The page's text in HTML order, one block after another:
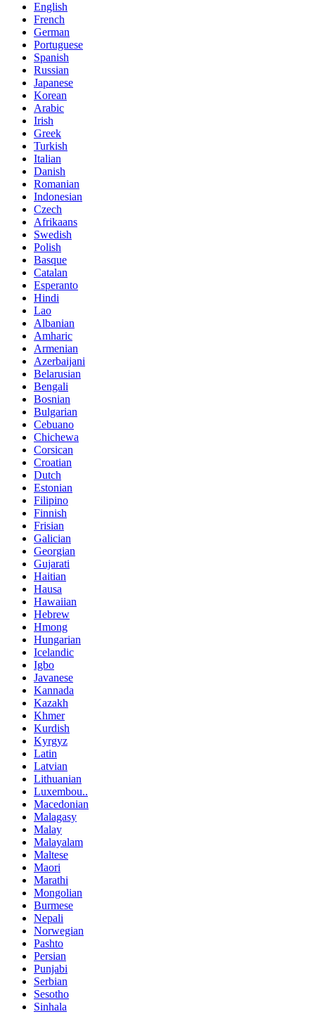
English
French
German
Portuguese
Spanish
Russian
Japanese
Korean
Arabic
Irish
Greek
Turkish
Italian
Danish
Romanian
Indonesian
Czech
Afrikaans
Swedish
Polish
Basque
Catalan
Esperanto
Hindi
Lao
Albanian
Amharic
Armenian
Azerbaijani
Belarusian
Bengali
Bosnian
Bulgarian
Cebuano
Chichewa
Corsican
Croatian
Dutch
Estonian
Filipino
Finnish
Frisian
Galician
Georgian
Gujarati
Haitian
Hausa
Hawaiian
Hebrew
Hmong
Hungarian
Icelandic
Igbo
Javanese
Kannada
Kazakh
Khmer
Kurdish
Kyrgyz
Latin
Latvian
Lithuanian
Luxembou..
Macedonian
Malagasy
Malay
Malayalam
Maltese
Maori
Marathi
Mongolian
Burmese
Nepali
Norwegian
Pashto
Persian
Punjabi
Serbian
Sesotho
Sinhala